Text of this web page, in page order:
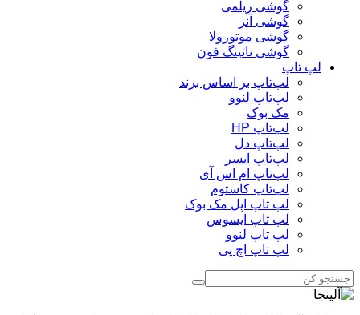
گوشی ریلمی
گوشی آنر
گوشی موتورولا
گوشی ناتینگ فون
لپ تاپ
لپ‌تاپ بر اساس برند
لپ‌تاپ لنوو
مک بوک
لپ‌تاپ HP
لپ‌تاپ دل
لپ‌تاپ ایسر
لپ‌تاپ ام اس آی
لپ‌تاپ کاستوم
لپ تاپ اپل مک بوک
لپ تاپ ایسوس
لپ تاپ لنوو
لپ تاپ اچ پی